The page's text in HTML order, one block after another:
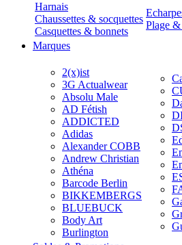
Harnais
Chaussettes & socquettes
Casquettes & bonnets
Plage
Marques
2(x)ist
3G Actualwear
Absolu Male
AD Fétish
ADDICTED
Adidas
Alexander COBB
Andrew Christian
Athéna
Barcode Berlin
BIKKEMBERGS
BLUEBUCK
Body Art
Burlington